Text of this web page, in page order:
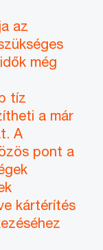
az
még
tíz
a már
A
pont a
kártérítés